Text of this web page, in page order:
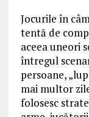
Jocurile în
tentă de
aceea uneori
întregul
persoane,
mai multor
folosesc